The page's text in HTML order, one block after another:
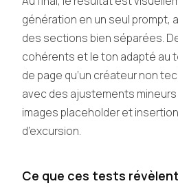
génération en un seul prompt,
des sections bien séparées.
cohérents et le ton adapté au
de page qu’un créateur non
avec des ajustements
images placeholder et
d’excursion.
Ce que ces tests révèlent